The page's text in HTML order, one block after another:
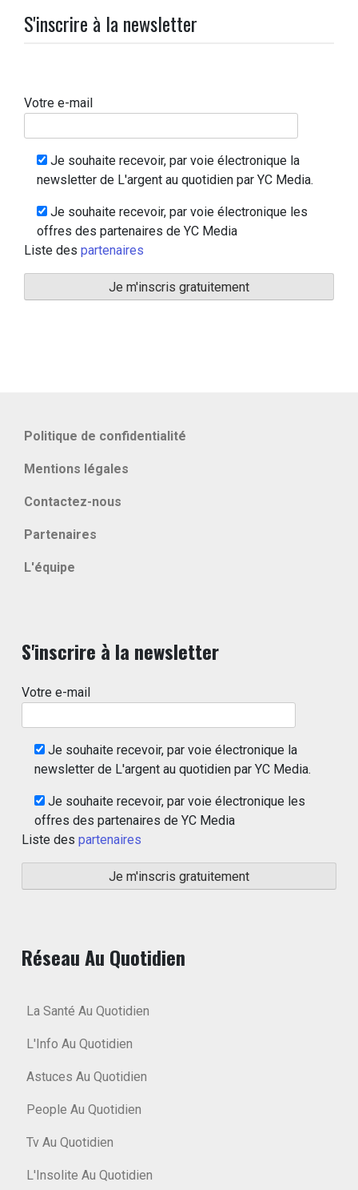
S'inscrire à la newsletter
Votre e-mail
Je souhaite recevoir, par voie électronique la
newsletter de L'argent au quotidien par YC Media.
Je souhaite recevoir, par voie électronique les
offres des partenaires de YC Media
Liste des partenaires
Politique de confidentialité
Mentions légales
Contactez-nous
Partenaires
L'équipe
S'inscrire à la newsletter
Votre e-mail
Je souhaite recevoir, par voie électronique la
newsletter de L'argent au quotidien par YC Media.
Je souhaite recevoir, par voie électronique les
offres des partenaires de YC Media
Liste des partenaires
Réseau Au Quotidien
La Santé Au Quotidien
L'Info Au Quotidien
Astuces Au Quotidien
People Au Quotidien
Tv Au Quotidien
L'Insolite Au Quotidien